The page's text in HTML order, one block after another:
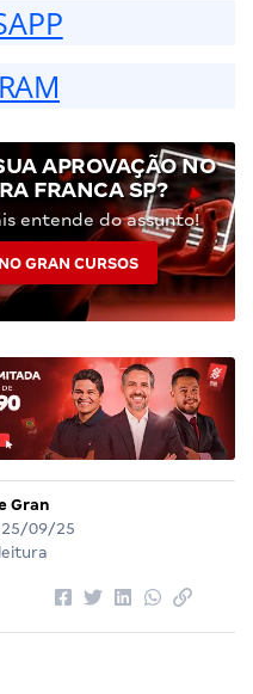
APROVAÇÃO NO
FRANCA SP?
entende do assunto!
GRAN CURSOS
Gran
25/09/25